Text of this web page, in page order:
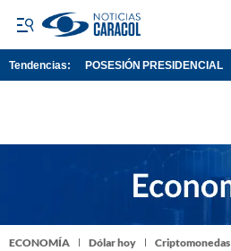
Tendencias: POSESIÓN PRESIDENCIAL
ECONOMÍA Dólar hoy Criptomonedas